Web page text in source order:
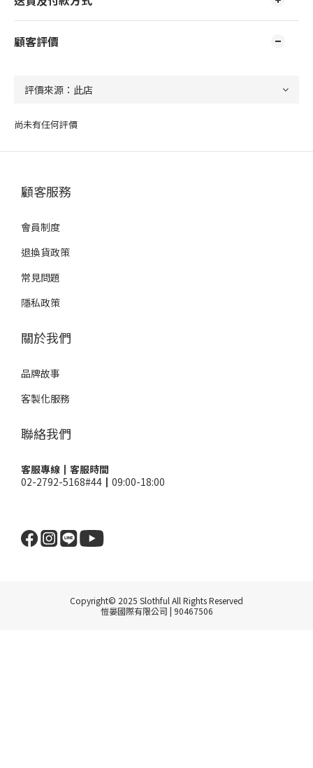
顧客評價
尚未有任何評價
顧客服務
會員制度
退換貨政策
常見問題
隱私政策
關於我們
品牌故事
客製化服務
聯絡我們
客服專線┃客服時間
02-2792-5168#44┃09:00-18:00
Copyright© 2025 Slothful All Rights Reserved
愷晏國際有限公司 | 90467506